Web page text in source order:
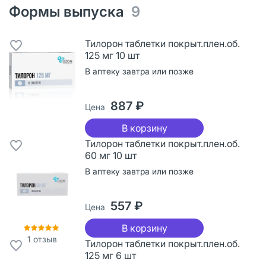
Формы выпуска 9
Тилорон таблетки покрыт.плен.об.
125 мг 10 шт
В аптеку завтра или позже
Цена 887 ₽
В корзину
1 отзыв
Тилорон таблетки покрыт.плен.об.
60 мг 10 шт
В аптеку завтра или позже
Цена 557 ₽
В корзину
Тилорон таблетки покрыт.плен.об.
125 мг 6 шт